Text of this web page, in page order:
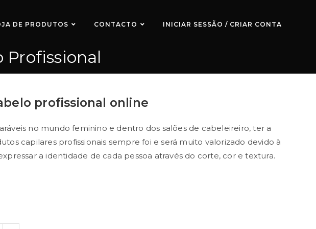
DE PRODUTOS CONTACTO INICIAR SESSÃO / CRIAR CONTA
Profissional
profissional online
no mundo feminino e dentro dos salões de cabeleireiro, ter a
capilares profissionais sempre foi e será muito valorizado devido à
a identidade de cada pessoa através do corte, cor e textura.
tem a responsabilidade de identificar a necessidade dos
e realizar a compra dos melhores produtos de cabelo através